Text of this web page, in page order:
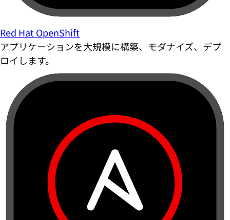
Red Hat OpenShift
アプリケーションを大規模に構築、モダナイズ、デプ
ロイします。